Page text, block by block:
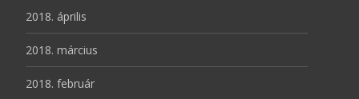
2018. április
2018. március
2018. február